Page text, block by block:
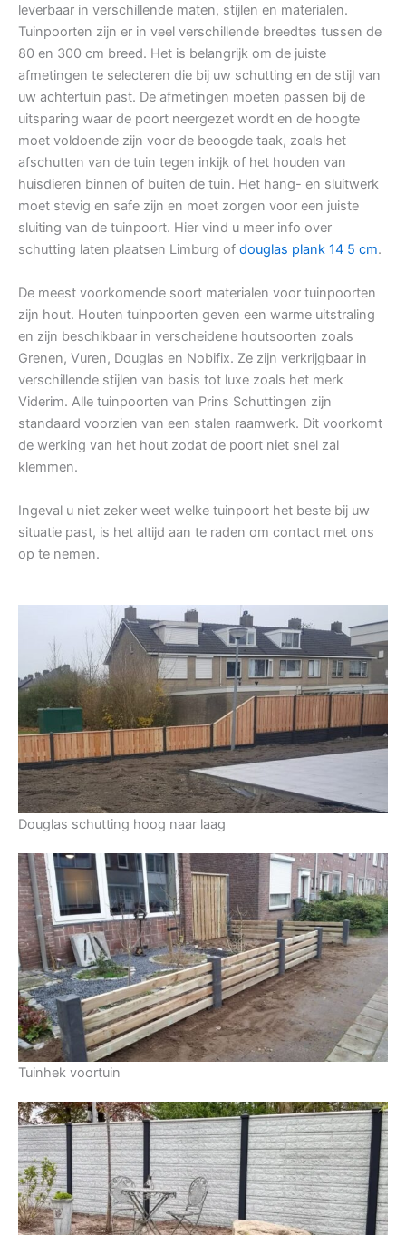
leverbaar in verschillende maten, stijlen en materialen.
Tuinpoorten zijn er in veel verschillende breedtes tussen de
80 en 300 cm breed. Het is belangrijk om de juiste
afmetingen te selecteren die bij uw schutting en de stijl van
uw achtertuin past. De afmetingen moeten passen bij de
uitsparing waar de poort neergezet wordt en de hoogte
moet voldoende zijn voor de beoogde taak, zoals het
afschutten van de tuin tegen inkijk of het houden van
huisdieren binnen of buiten de tuin. Het hang- en sluitwerk
moet stevig en safe zijn en moet zorgen voor een juiste
sluiting van de tuinpoort. Hier vind u meer info over
schutting laten plaatsen Limburg of douglas plank 14 5 cm.
De meest voorkomende soort materialen voor tuinpoorten
zijn hout. Houten tuinpoorten geven een warme uitstraling
en zijn beschikbaar in verscheidene houtsoorten zoals
Grenen, Vuren, Douglas en Nobifix. Ze zijn verkrijgbaar in
verschillende stijlen van basis tot luxe zoals het merk
Viderim. Alle tuinpoorten van Prins Schuttingen zijn
standaard voorzien van een stalen raamwerk. Dit voorkomt
de werking van het hout zodat de poort niet snel zal
klemmen.
Ingeval u niet zeker weet welke tuinpoort het beste bij uw
situatie past, is het altijd aan te raden om contact met ons
op te nemen.
Douglas schutting hoog naar laag
Tuinhek voortuin